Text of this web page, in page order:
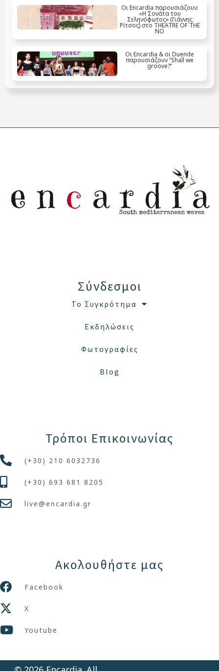
Οι Encardia παρουσιάζουν:
«Η Σονάτα του
Σεληνόφωτος» (Γιάννης
Ρίτσος) στο THEATRE OF THE
NO
Οι Encardia & οι Duende
παρουσιάζουν “Shall we
groove?”
Σύνδεσμοι
Το Συγκρότημα
Εκδηλώσεις
Φωτογραφίες
Blog
Τρόποι Επικοινωνίας
(+30) 210 6032736
(+30) 693 681 8205
live@encardia.gr
Ακολουθήστε μας
Facebook
X
Youtube